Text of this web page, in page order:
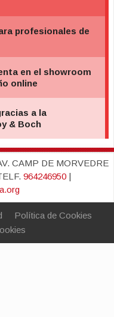
CAMP DE MORVEDRE
964246950|
Política de Cookies